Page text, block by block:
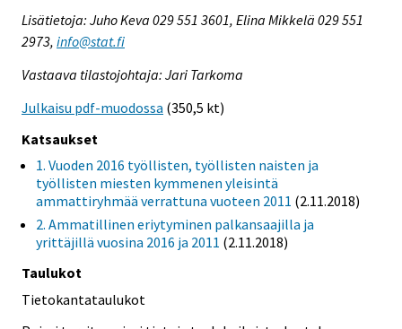
Lisätietoja: Juho Keva 029 551 3601, Elina Mikkelä 029 551
2973, info@stat.fi
Vastaava tilastojohtaja: Jari Tarkoma
Julkaisu pdf-muodossa (350,5 kt)
Katsaukset
1. Vuoden 2016 työllisten, työllisten naisten ja
työllisten miesten kymmenen yleisintä
ammattiryhmää verrattuna vuoteen 2011 (2.11.2018)
2. Ammatillinen eriytyminen palkansaajilla ja
yrittäjillä vuosina 2016 ja 2011 (2.11.2018)
Taulukot
Tietokantataulukot